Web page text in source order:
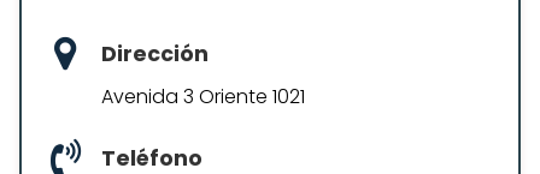
Dirección
Avenida 3 Oriente 1021
Teléfono